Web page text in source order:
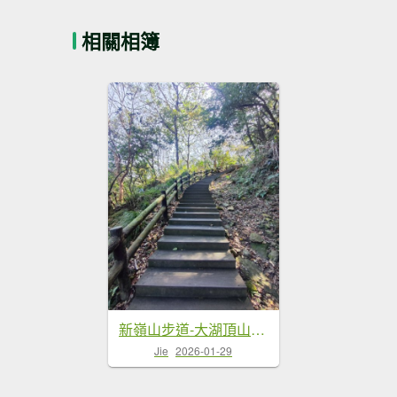
相關相簿
新嶺山步道-大湖頂山-大棟山-鶯歌大榕樹-福源山步道
Jie 2026-01-29